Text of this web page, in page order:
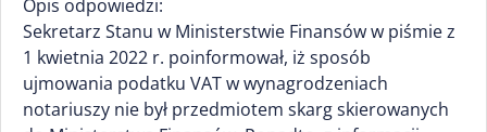
Opis odpowiedzi:
Sekretarz Stanu w Ministerstwie Finansów w piśmie z
1 kwietnia 2022 r. poinformował, iż sposób
ujmowania podatku VAT w wynagrodzeniach
notariuszy nie był przedmiotem skarg skierowanych